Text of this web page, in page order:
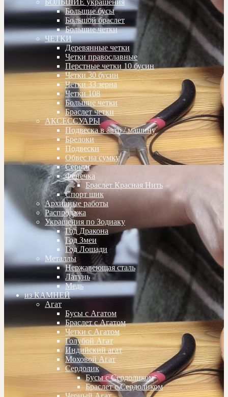
БОЛЬШИЕ украшения
Большие бусы
Большой браслет
Большие четки
ЧЕТКИ
Деревянные четки
Четки православные
Перстные четки 10 бусин
Четки 30 бусин
Четки 33 зерна
Четки 108
Большие четки
Браслет четки
АКСЕССУАРЫ
Подвеска в авто / машину
Брелоки
Подвески
Обвес на сумку
Серьги
Фенечка
Браслет Красная Нить
Спорт шик
Архивные работы
Распродажа
Украшения по Зодиаку
Год Дракона
Год Змеи
Год Лошади
Металлы
Нержавеющая сталь
Латунь
Медь
из КАМНЕЙ
Агат
Бусы с Агатом
Браслет с Агатом
Четки с Агатом
Голубой Агат
Индийский агат
Моховой Агат
Сердолик
Бусы с Сердоликом
Браслет с Сердоликом